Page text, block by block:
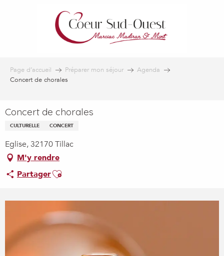
Page d’accueil Préparer mon séjour
Agenda
Concert de chorales
Concert de chorales
CULTURELLE CONCERT
Eglise, 32170 Tillac
M'y rendre
PartagerAjouter aux favoris